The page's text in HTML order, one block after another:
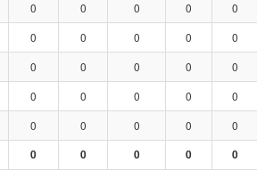
0 0 0 0 0
0 0 0 0 0
0 0 0 0 0
0 0 0 0 0
0 0 0 0 0
0 0 0 0 0